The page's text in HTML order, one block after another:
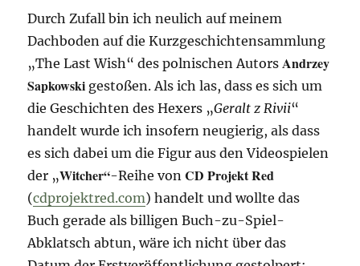
Durch Zufall bin ich neulich auf meinem
Dachboden auf die Kurzgeschichtensammlung
„The Last Wish“ des polnischen Autors Andrzey
Sapkowski gestoßen. Als ich las, dass es sich um
die Geschichten des Hexers „Geralt z Rivii“
handelt wurde ich insofern neugierig, als dass
es sich dabei um die Figur aus den Videospielen
der „Witcher“-Reihe vonCD Projekt Red
(cdprojektred.com) handelt und wollte das
Buch gerade als billigen Buch-zu-Spiel-
Abklatsch abtun, wäre ich nicht über das